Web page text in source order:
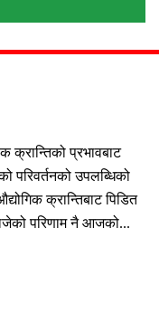
क्रान्तिको प्रभावबाट
परिवर्तनको उपलब्धिको
क्रान्तिबाट पिडित
परिणाम नै आजको...